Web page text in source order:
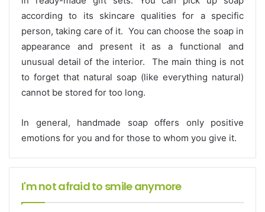
according to its skincare qualities for a specific
person, taking care of it. You can choose the soap in
appearance and present it as a functional and
unusual detail of the interior. The main thing is not
to forget that natural soap (like everything natural)
cannot be stored for too long.
In general, handmade soap offers only positive
emotions for you and for those to whom you give it.
I'm not afraid to smile anymore